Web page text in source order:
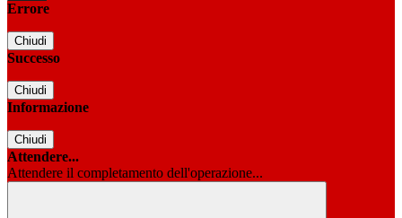
Errore
Chiudi
Successo
Chiudi
Informazione
Chiudi
Attendere...
Attendere il completamento dell'operazione...